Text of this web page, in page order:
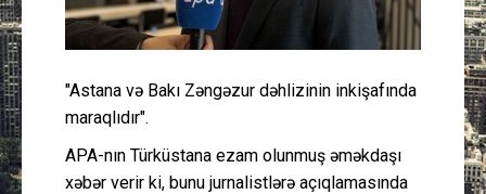
Gündəm
Peşə etikası
"Astana və Bakı Zəngəzur dəhlizinin inkişafında
maraqlıdır".
APA-nın Türküstana ezam olunmuş əməkdaşı
xəbər verir ki, bunu jurnalistlərə açıqlamasında